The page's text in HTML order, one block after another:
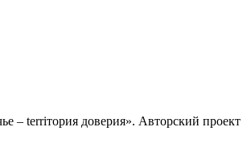
– terriтория доверия». Авторский проект